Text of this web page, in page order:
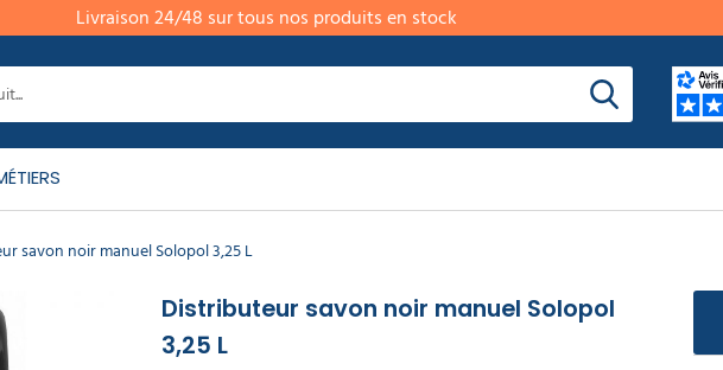
Livraison 24/48 sur tous nos produits en stock
savon noir manuel Solopol 3,25 L
Distributeur savon noir manuel Solopol
3,25 L